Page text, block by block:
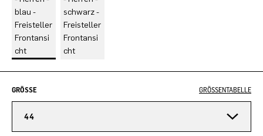
GRÖSSE GRÖSSENTABELLE
44